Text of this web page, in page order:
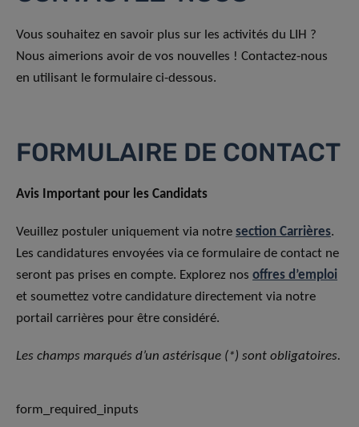
Vous souhaitez en savoir plus sur les activités du LIH ?
Nous aimerions avoir de vos nouvelles ! Contactez-nous
en utilisant le formulaire ci-dessous.
FORMULAIRE DE CONTACT
Avis Important pour les Candidats
Veuillez postuler uniquement via notre section Carrières.
Les candidatures envoyées via ce formulaire de contact ne
seront pas prises en compte. Explorez nos offres d’emploi
et soumettez votre candidature directement via notre
portail carrières pour être considéré.
Les champs marqués d’un astérisque (*) sont obligatoires.
form_required_inputs